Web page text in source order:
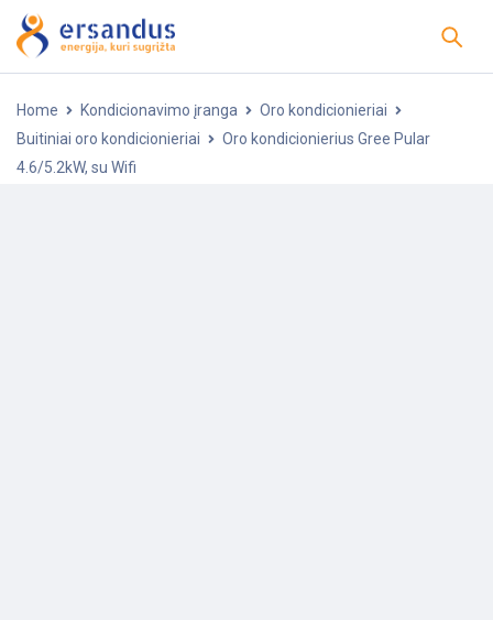
Home Kondicionavimo įranga
Oro kondicionieriai
Buitiniai oro kondicionieriai
Oro kondicionierius Gree Pular
4.6/5.2kW, su Wifi